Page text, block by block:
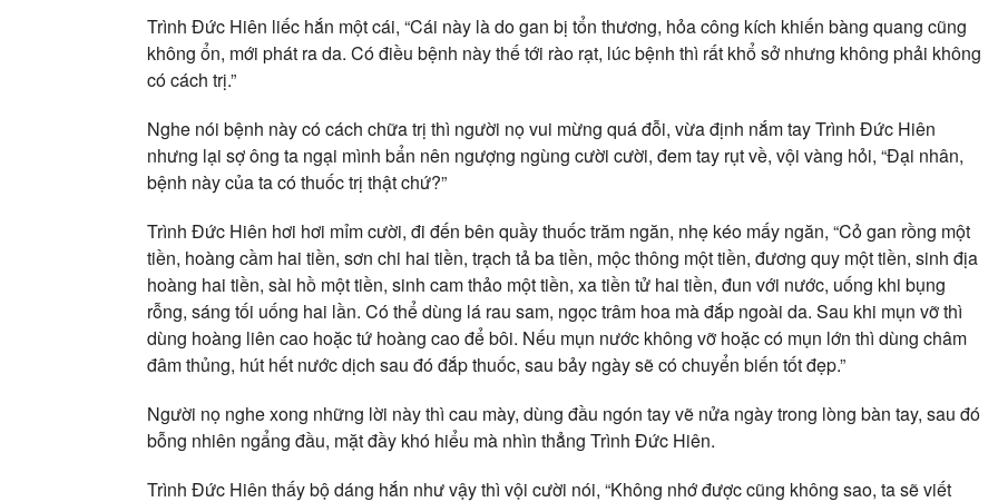
Trình Đức Hiên liếc hắn một cái, “Cái này là do gan bị tổn thương, hỏa công kích khiến bàng quang cũng
không ổn, mới phát ra da. Có điều bệnh này thế tới rào rạt, lúc bệnh thì rất khổ sở nhưng không phải không
có cách trị.”
Nghe nói bệnh này có cách chữa trị thì người nọ vui mừng quá đỗi, vừa định nắm tay Trình Đức Hiên
nhưng lại sợ ông ta ngại mình bẩn nên ngượng ngùng cười cười, đem tay rụt về, vội vàng hỏi, “Đại nhân,
bệnh này của ta có thuốc trị thật chứ?”
Trình Đức Hiên hơi hơi mỉm cười, đi đến bên quầy thuốc trăm ngăn, nhẹ kéo mấy ngăn, “Cỏ gan rồng một
tiền, hoàng cầm hai tiền, sơn chi hai tiền, trạch tả ba tiền, mộc thông một tiền, đương quy một tiền, sinh địa
hoàng hai tiền, sài hồ một tiền, sinh cam thảo một tiền, xa tiền tử hai tiền, đun với nước, uống khi bụng
rỗng, sáng tối uống hai lần. Có thể dùng lá rau sam, ngọc trâm hoa mà đắp ngoài da. Sau khi mụn vỡ thì
dùng hoàng liên cao hoặc tứ hoàng cao để bôi. Nếu mụn nước không vỡ hoặc có mụn lớn thì dùng châm
đâm thủng, hút hết nước dịch sau đó đắp thuốc, sau bảy ngày sẽ có chuyển biến tốt đẹp.”
Người nọ nghe xong những lời này thì cau mày, dùng đầu ngón tay vẽ nửa ngày trong lòng bàn tay, sau đó
bỗng nhiên ngẩng đầu, mặt đầy khó hiểu mà nhìn thẳng Trình Đức Hiên.
Trình Đức Hiên thấy bộ dáng hắn như vậy thì vội cười nói, “Không nhớ được cũng không sao, ta sẽ viết